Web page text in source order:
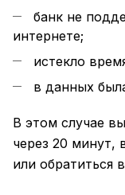
банк не
интернете;
истекло
в данных
В этом случае
через 20 минут,
или обратиться